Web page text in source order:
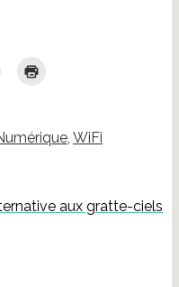
Cliquer
fenêtre)
, WiFi
aux gratte-ciels